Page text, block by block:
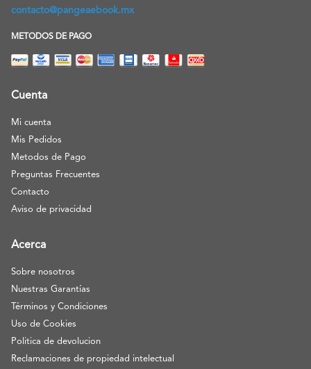
contacto@pangeaebook.mx
METODOS DE PAGO
Cuenta
Mi cuenta
Mis Pedidos
Metodos de Pago
Preguntas Frecuentes
Contacto
Aviso de privacidad
Acerca
Sobre nosotros
Nuestras Garantías
Términos y Condiciones
Uso de Cookies
Politica de devolucion
Reclamaciones de propiedad intelectual